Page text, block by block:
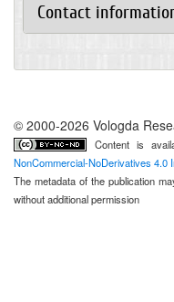
Contact
© 2000-2026 Vologda
Content is
NonCommercial-NoDerivatives 4.0
The metadata of the publication
without additional permission